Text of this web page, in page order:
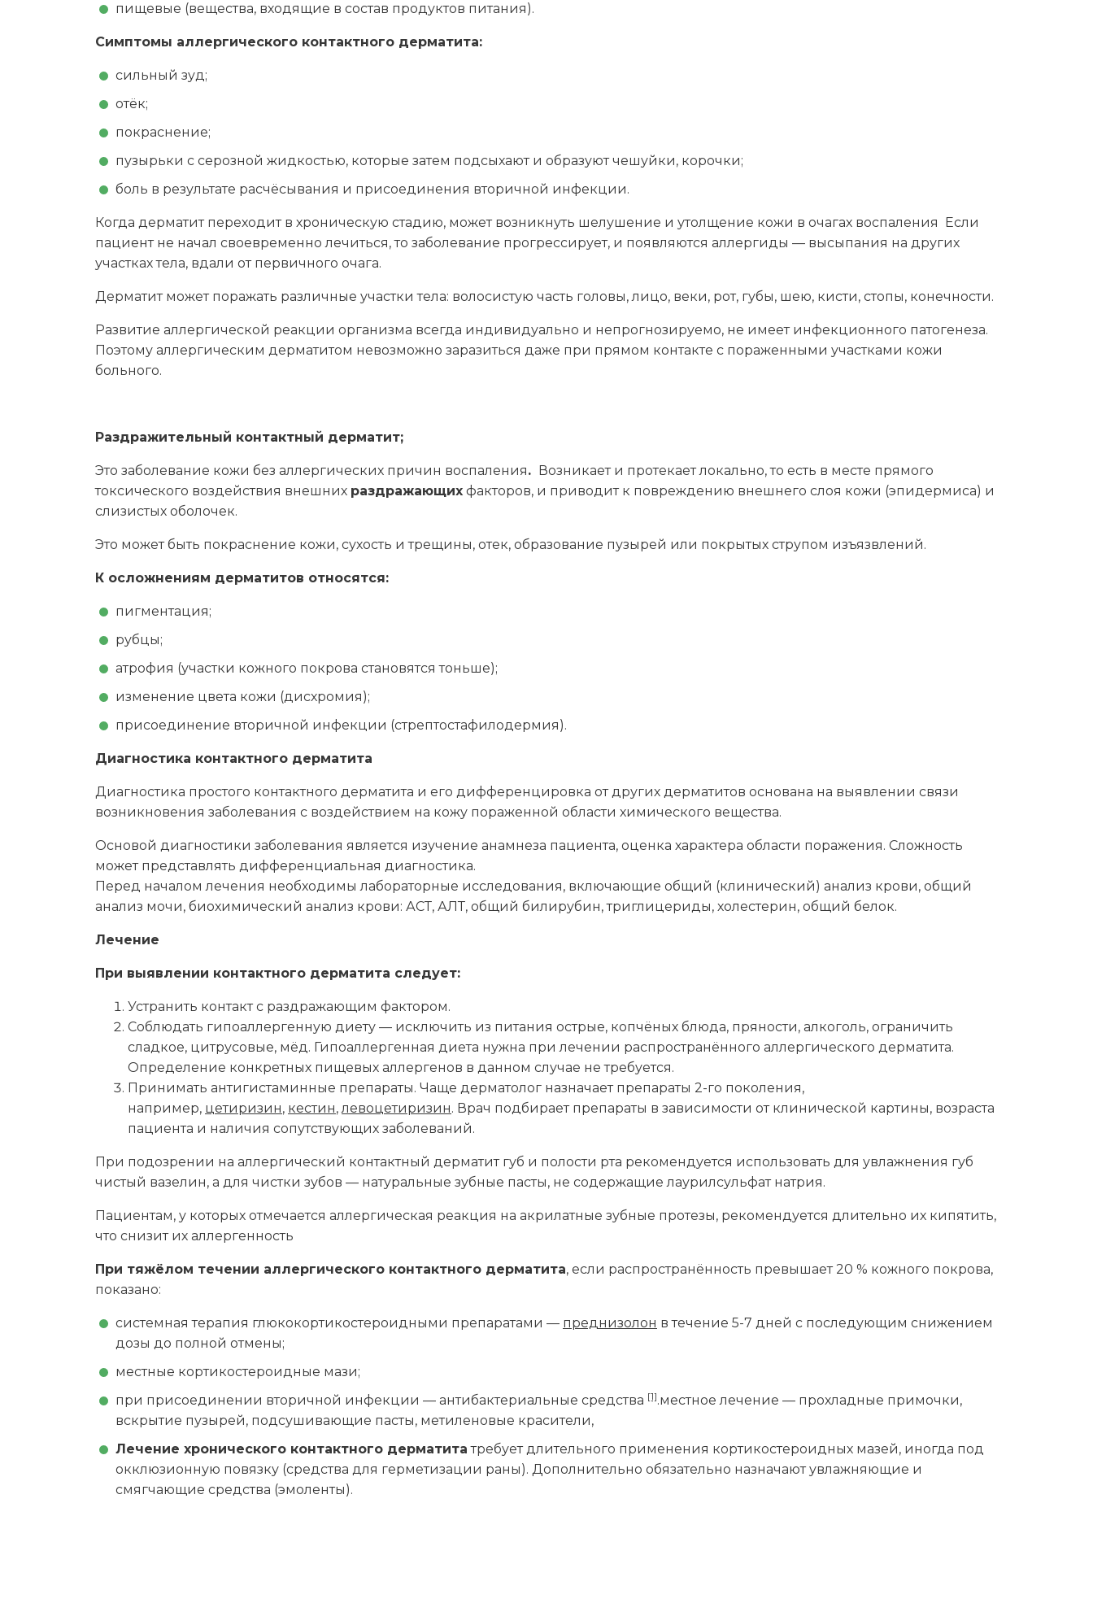
пищевые (вещества, входящие в состав продуктов питания).
Симптомы аллергического контактного дерматита:
сильный зуд;
отёк;
покраснение;
пузырьки с серозной жидкостью, которые затем подсыхают и образуют чешуйки, корочки;
боль в результате расчёсывания и присоединения вторичной инфекции.
Когда дерматит переходит в хроническую стадию, может возникнуть шелушение и утолщение кожи в очагах воспаления Если
пациент не начал своевременно лечиться, то заболевание прогрессирует, и появляются аллергиды — высыпания на других
участках тела, вдали от первичного очага.
Дерматит может поражать различные участки тела: волосистую часть головы, лицо, веки, рот, губы, шею, кисти, стопы, конечности.
Развитие аллергической реакции организма всегда индивидуально и непрогнозируемо, не имеет инфекционного патогенеза.
Поэтому аллергическим дерматитом невозможно заразиться даже при прямом контакте с пораженными участками кожи
больного.
Раздражительный контактный дерматит;
Это заболевание кожи без аллергических причин воспаления. Возникает и протекает локально, то есть в месте прямого
токсического воздействия внешних раздражающих факторов, и приводит к повреждению внешнего слоя кожи (эпидермиса) и
слизистых оболочек.
Это может быть покраснение кожи, сухость и трещины, отек, образование пузырей или покрытых струпом изъязвлений.
К осложнениям дерматитов относятся:
пигментация;
рубцы;
атрофия (участки кожного покрова становятся тоньше);
изменение цвета кожи (дисхромия);
присоединение вторичной инфекции (стрептостафилодермия).
Диагностика контактного дерматита
Диагностика простого контактного дерматита и его дифференцировка от других дерматитов основана на выявлении связи
возникновения заболевания с воздействием на кожу пораженной области химического вещества.
Основой диагностики заболевания является изучение анамнеза пациента, оценка характера области поражения. Сложность
может представлять дифференциальная диагностика.
Перед началом лечения необходимы лабораторные исследования, включающие общий (клинический) анализ крови, общий
анализ мочи, биохимический анализ крови: АСТ, АЛТ, общий билирубин, триглицериды, холестерин, общий белок.
Лечение
При выявлении контактного дерматита следует:
Устранить контакт с раздражающим фактором.
Соблюдать гипоаллергенную диету — исключить из питания острые, копчёных блюда, пряности, алкоголь, ограничить
сладкое, цитрусовые, мёд. Гипоаллергенная диета нужна при лечении распространённого аллергического дерматита.
Определение конкретных пищевых аллергенов в данном случае не требуется.
Принимать антигистаминные препараты. Чаще дерматолог назначает препараты 2-го поколения,
например, цетиризин, кестин,левоцетиризин. Врач подбирает препараты в зависимости от клинической картины, возраста
пациента и наличия сопутствующих заболеваний.
При подозрении на аллергический контактный дерматит губ и полости рта рекомендуется использовать для увлажнения губ
чистый вазелин, а для чистки зубов — натуральные зубные пасты, не содержащие лаурилсульфат натрия.
Пациентам, у которых отмечается аллергическая реакция на акрилатные зубные протезы, рекомендуется длительно их кипятить,
что снизит их аллергенность
При тяжёлом течении аллергического контактного дерматита, если распространённость превышает 20 % кожного покрова,
показано:
системная терапия глюкокортикостероидными препаратами — преднизолон в течение 5-7 дней с последующим снижением
дозы до полной отмены;
местные кортикостероидные мази;
при присоединении вторичной инфекции — антибактериальные средства [1].местное лечение — прохладные примочки,
вскрытие пузырей, подсушивающие пасты, метиленовые красители,
Лечение хронического контактного дерматита требует длительного применения кортикостероидных мазей, иногда под
окклюзионную повязку (средства для герметизации раны). Дополнительно обязательно назначают увлажняющие и
смягчающие средства (эмоленты).